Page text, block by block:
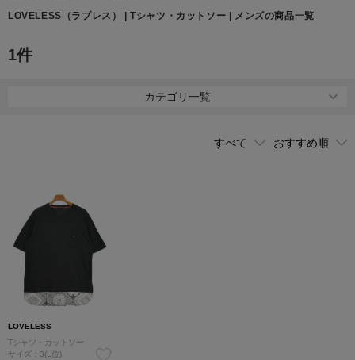
LOVELESS （ラブレス） | Tシャツ・カットソー | メンズの商品一覧
1件
カテゴリ一覧
LOVELESS
Tシャツ・カットソー
サイズ：3(L位)